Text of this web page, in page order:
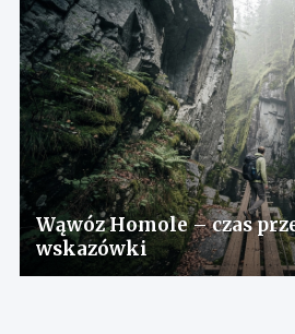
Wąwóz Homole – czas
wskazówki